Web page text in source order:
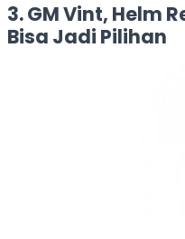
3. GM Vint, Helm
Bisa Jadi Pilihan